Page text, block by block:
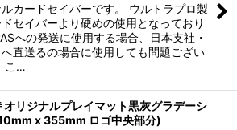
カードセイバーです。 ウルトラプロ製
セイバーより硬めの使用となっており
への発送に使用する場合、日本支社・
直送るの場合に使用しても問題ござい
こ…
オリジナルプレイマット黒灰グラデーシ
x 355mm ロゴ中央部分)